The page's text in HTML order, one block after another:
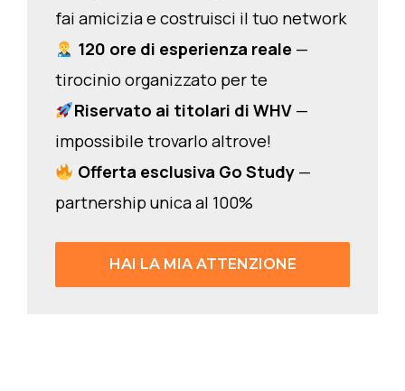
fai amicizia e costruisci il tuo network
120 ore di esperienza reale —
tirocinio organizzato per te
Riservato ai titolari di WHV—
impossibile trovarlo altrove!
Offerta esclusiva Go Study —
partnership unica al 100%
HAI LA MIA ATTENZIONE